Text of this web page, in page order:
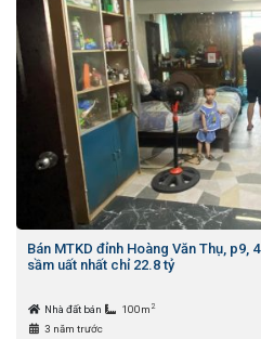
Bán MTKD đỉnh Hoàng Văn Thụ, p9,
sầm uất nhất chỉ 22.8 tỷ
Nhà đất bán 100m 2
3 năm trước